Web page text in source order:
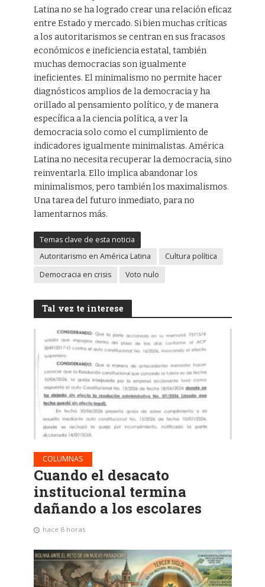
Latina no se ha logrado crear una relación eficaz
entre Estado y mercado. Si bien muchas críticas
a los autoritarismos se centran en sus fracasos
económicos e ineficiencia estatal, también
muchas democracias son igualmente
ineficientes. El minimalismo no permite hacer
diagnósticos amplios de la democracia y ha
orillado al pensamiento político, y de manera
específica a la ciencia política, a ver la
democracia solo como el cumplimiento de
indicadores igualmente minimalistas. América
Latina no necesita recuperar la democracia, sino
reinventarla. Ello implica abandonar los
minimalismos, pero también los maximalismos.
Una tarea del futuro inmediato, para no
lamentarnos más.
Temas clave de esta noticia
Autoritarismo en América Latina
Cultura política
Democracia en crisis
Voto nulo
Tal vez te interese
COLUMNAS
Cuando el desacato
institucional termina
dañando a los escolares
hace 8 horas